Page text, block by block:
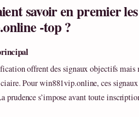
savoir en premier
-top ?
offrent des signaux objectifs mais
Pour win881vip.online, ces
prudence s’impose avant toute